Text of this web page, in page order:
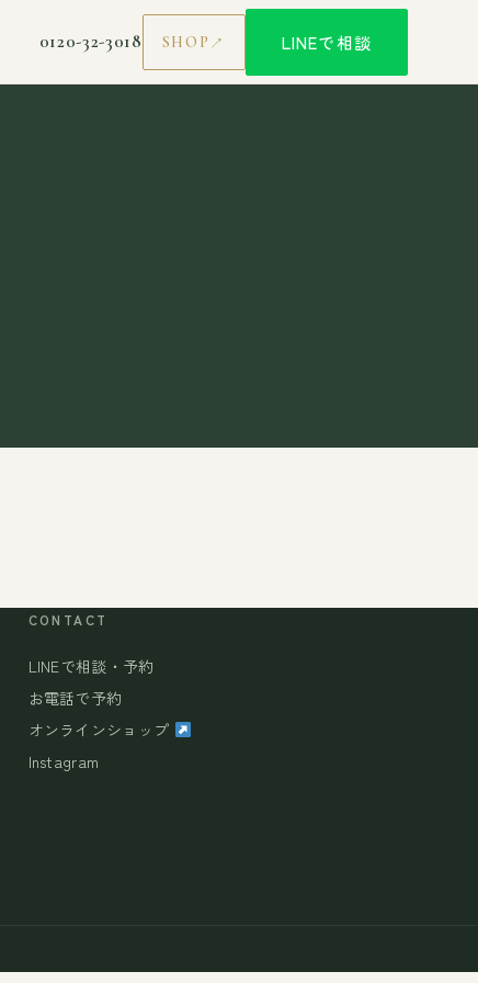
0120-32-3018 SHOP LINEで相談
CONTACT
LINEで相談・予約
お電話で予約
オンラインショップ
Instagram